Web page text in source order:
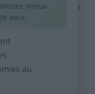
économiser en
sprays
rapide pour
le jour de paie
mieux
vous.
au